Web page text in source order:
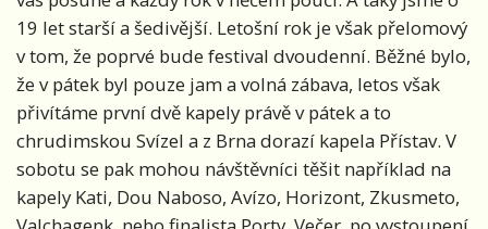
19 let starší a šedivější. Letošní rok je však přelomový
v tom, že poprvé bude festival dvoudenní. Běžné bylo,
že v pátek byl pouze jam a volná zábava, letos však
přivítáme první dvě kapely právě v pátek a to
chrudimskou Svízel a z Brna dorazí kapela Přístav. V
sobotu se pak mohou návštěvníci těšit například na
kapely Kati, Dou Naboso, Avízo, Horizont, Zkusmeto,